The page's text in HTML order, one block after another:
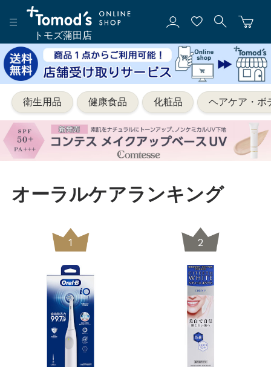
トモズ蒲田店
衛生用品 健康食品 化粧品 ヘアケア・ボ
オーラルケアランキング
1 2